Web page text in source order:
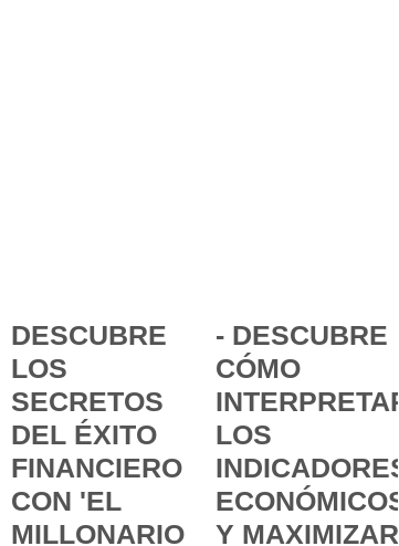
DESCUBRE
LOS
SECRETOS
DEL ÉXITO
FINANCIERO
CON 'EL
MILLONARIO
- DESCUBRE
CÓMO
INTERPRETAR
LOS
INDICADORES
ECONÓMICOS
Y MAXIMIZAR